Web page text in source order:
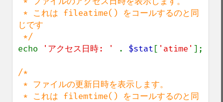
じです
echo
'アクセス日時: ' . $stat [ 'atime' ];
/*